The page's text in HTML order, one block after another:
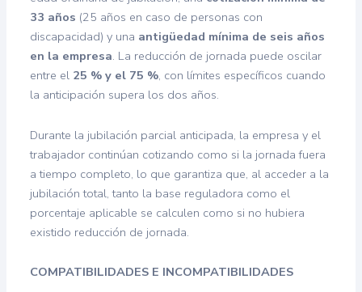
33 años (25 años en caso de personas con
discapacidad) y una antigüedad mínima de seis años
en la empresa. La reducción de jornada puede oscilar
entre el 25 % y el 75 %, con límites específicos cuando
la anticipación supera los dos años.
Durante la jubilación parcial anticipada, la empresa y el
trabajador continúan cotizando como si la jornada fuera
a tiempo completo, lo que garantiza que, al acceder a la
jubilación total, tanto la base reguladora como el
porcentaje aplicable se calculen como si no hubiera
existido reducción de jornada.
COMPATIBILIDADES E INCOMPATIBILIDADES